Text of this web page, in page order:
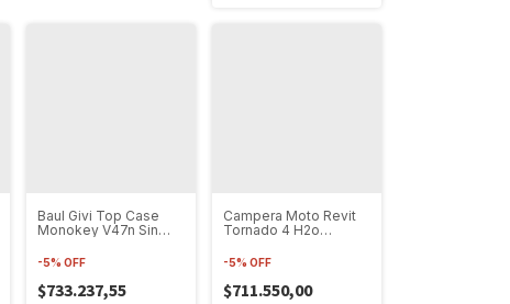
Baul Givi Top Case
Monokey V47n Sin
-5% OFF
$733.237,55
Campera Moto Revit
Tornado 4 H2o
Impermeable
-5% OFF
$711.550,00